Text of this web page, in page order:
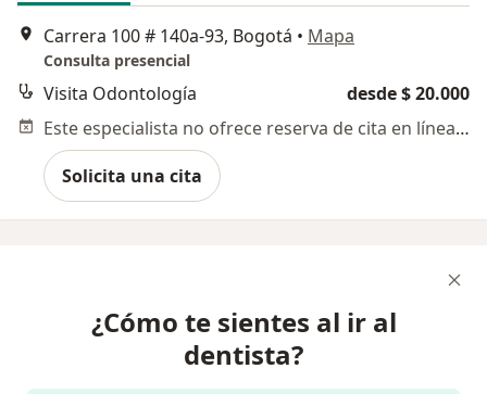
Carrera 100 # 140a-93, Bogotá • Mapa
Consulta presencial
Visita Odontología
desde $ 20.000
Este especialista no ofrece reserva de cita en línea en esta dirección.
Solicita una cita
¿Cómo te sientes al ir al
dentista?